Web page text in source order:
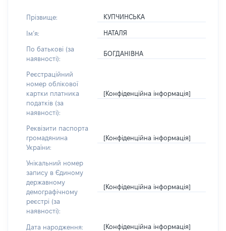
Прізвище: КУПЧИНСЬКА
Імʼя: НАТАЛЯ
По батькові (за
наявності):
БОГДАНІВНА
Реєстраційний
номер облікової
картки платника
податків (за
наявності):
[Конфіденційна інформація]
Реквізити паспорта
громадянина
України:
[Конфіденційна інформація]
Унікальний номер
запису в Єдиному
державному
демографічному
реєстрі (за
наявності):
[Конфіденційна інформація]
Дата народження: [Конфіденційна інформація]